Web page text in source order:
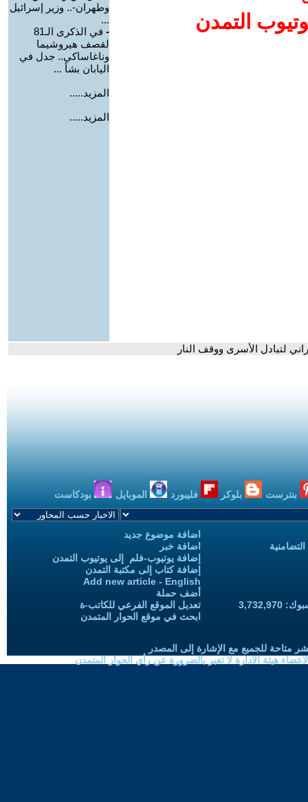
التمدن
وطهران-.. وزير إسرائيل
...
-
في الذكرى الـ81
لقصف هيروشيما
وناغاساكي.. جدل في
اليابان بشأ ...
المزيد.....
المزيد.....
لتبادل الأسرى ووقف النار
بنترست بلوكر فليبورد الموبايل بودكاست
اضافة موضوع جديد
اضافة خبر
إضافة يوتيوب-فلم إلى يوتيوب التمدن
إضافة كتاب إلى مكتبة التمدن
Add new article - English
أضف حملة
تعديل الموقع الفرعي للكاتب-ة
ابحث في موقع الحوار المتمدن
متاحة للجميع مع الإشارة إلى المصدر
هيئة الادارة لا تعبر بالضرورة عن رأي الحوار المتمدن